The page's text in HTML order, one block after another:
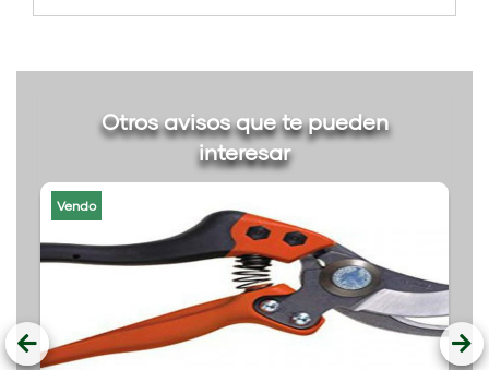
Otros avisos que te pueden
interesar
Vendo